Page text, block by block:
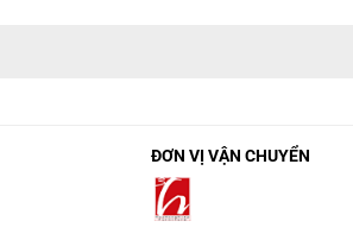
ĐƠN VỊ VẬN CHUYỂN